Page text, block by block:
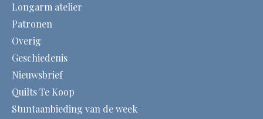
Longarm atelier
Patronen
Overig
Geschiedenis
Nieuwsbrief
Quilts Te Koop
Stuntaanbieding van de week